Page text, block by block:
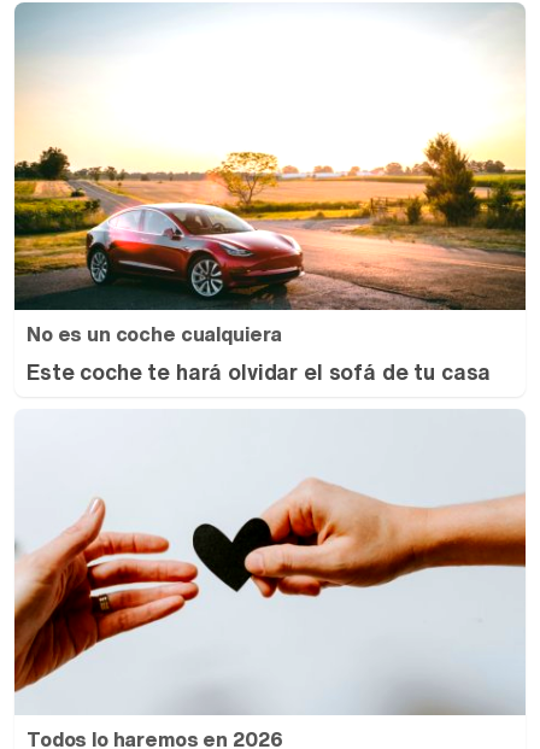
No es un coche cualquiera
Este coche te hará olvidar el sofá de tu casa
Todos lo haremos en 2026